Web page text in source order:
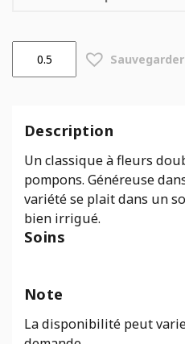
Description
Un classique à fleurs
pompons. Généreuse
variété se plait dans un
bien irrigué.
Soins
Note
La disponibilité peut